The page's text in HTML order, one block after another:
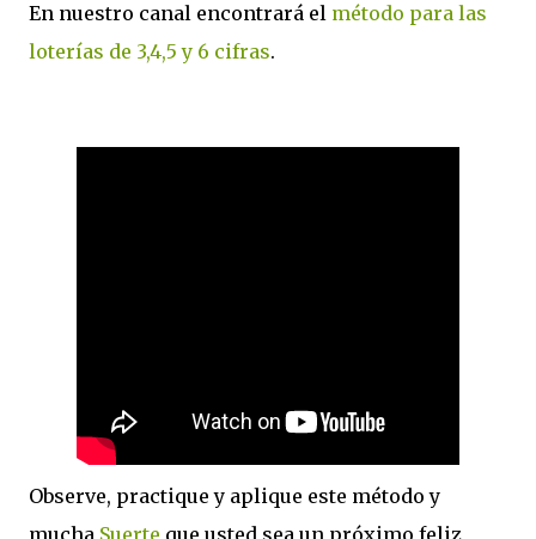
En nuestro canal encontrará el método para las
loterías de 3,4,5 y 6 cifras.
Observe, practique y aplique este método y
mucha Suerte que usted sea un próximo feliz